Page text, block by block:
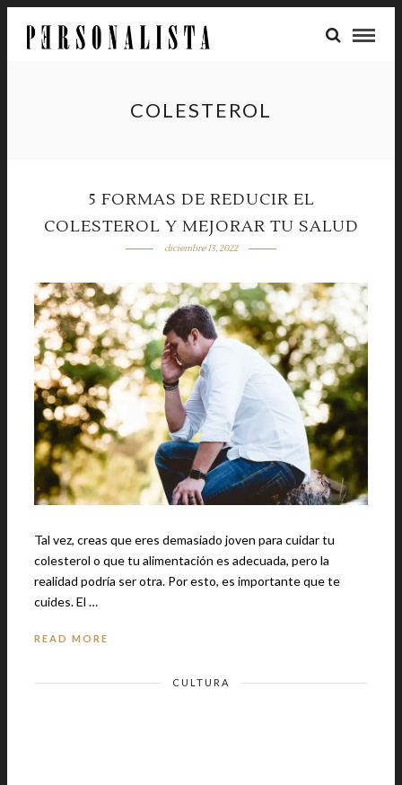
COLESTEROL
5 FORMAS DE REDUCIR EL
COLESTEROL Y MEJORAR TU SALUD
diciembre 13, 2022
Tal vez, creas que eres demasiado joven para cuidar tu
colesterol o que tu alimentación es adecuada, pero la
realidad podría ser otra. Por esto, es importante que te
cuides. El …
READ MORE
CULTURA